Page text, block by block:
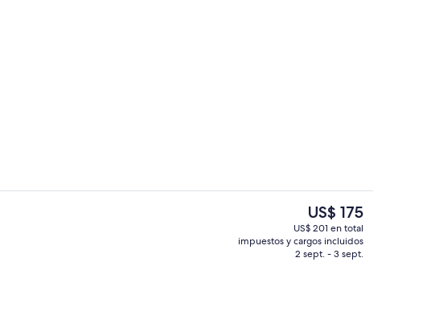
Terraza o patio
El
precio
actual
es
US$ 175
US$ 201 en total
impuestos y cargos incluidos
2 sept. - 3 sept.